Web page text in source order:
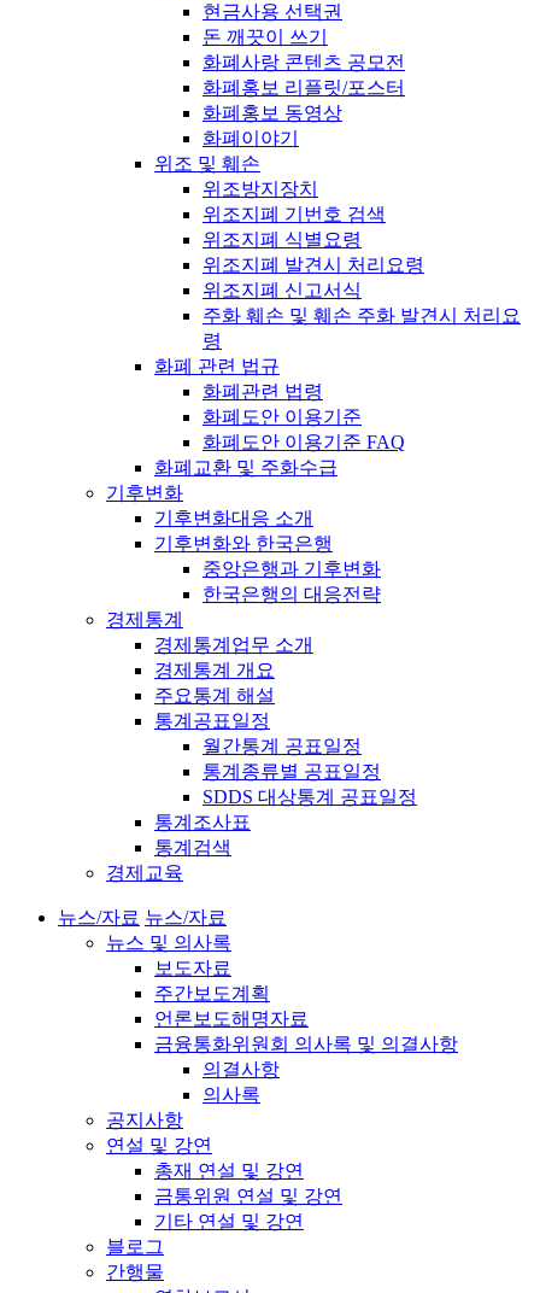
현금사용 선택권
돈 깨끗이 쓰기
화폐사랑 콘텐츠 공모전
화폐홍보 리플릿/포스터
화폐홍보 동영상
화폐이야기
위조 및 훼손
위조방지장치
위조지폐 기번호 검색
위조지폐 식별요령
위조지폐 발견시 처리요령
위조지폐 신고서식
주화 훼손 및 훼손 주화 발견시 처리요
령
화폐 관련 법규
화폐관련 법령
화폐도안 이용기준
화폐도안 이용기준 FAQ
화폐교환 및 주화수급
기후변화
기후변화대응 소개
기후변화와 한국은행
중앙은행과 기후변화
한국은행의 대응전략
경제통계
경제통계업무 소개
경제통계 개요
주요통계 해설
통계공표일정
월간통계 공표일정
통계종류별 공표일정
SDDS 대상통계 공표일정
통계조사표
통계검색
경제교육
뉴스/자료 뉴스/자료
뉴스 및 의사록
보도자료
주간보도계획
언론보도해명자료
금융통화위원회 의사록 및 의결사항
의결사항
의사록
공지사항
연설 및 강연
총재 연설 및 강연
금통위원 연설 및 강연
기타 연설 및 강연
블로그
간행물